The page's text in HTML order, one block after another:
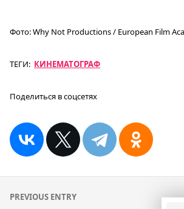
Фото:Why Not Productions / European Film
ТЕГИ: КИНЕМАТОГРАФ
Поделиться в соцсетях
Навигация
PREVIOUS ENTRY